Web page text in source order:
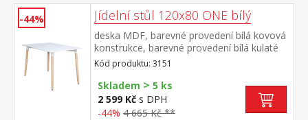
-44% Jídelní stůl 120x80 ONE bílý
deska MDF, barevné provedení bílá kovová
konstrukce, barevné provedení bílá kulaté
nohy, materiál masiv buk nastavitelné
plastové kluzáky s pochromovanou krytkou
Kód produktu: 3151
Skladem > 5 ks
2 599 Kč s DPH
-44% 4 665 Kč **